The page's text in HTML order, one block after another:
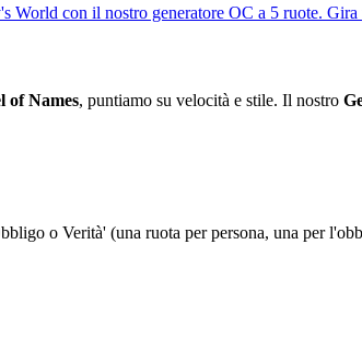
World con il nostro generatore OC a 5 ruote.
of Names, puntiamo su velocità e stile. Il nostro
o Verità' (una ruota per persona, una per